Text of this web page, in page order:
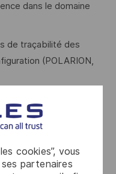
cookies”, vous
partenaires
dans le domaine
de traçabilité des
(POLARION,
adaptabilité. Vous
savoirs.
succès de vos